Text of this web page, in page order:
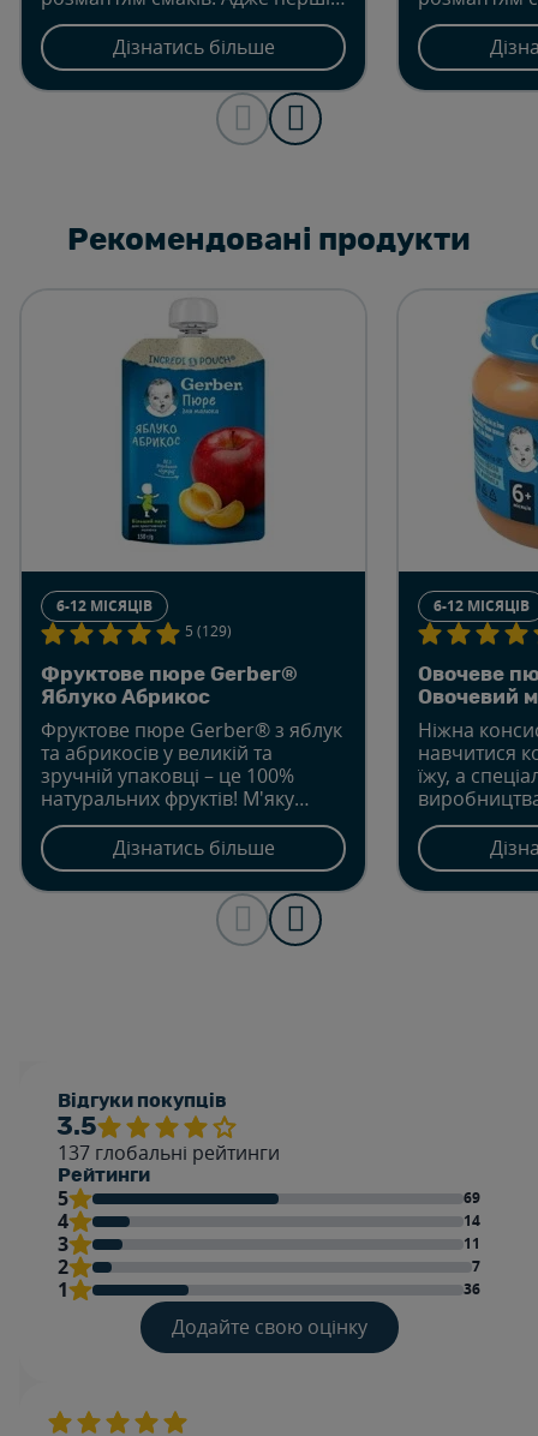
відчуття нового смаку
формують звичку до
правильного харчування із
раннього дитинства.
Дізнатись більше
відчуття
формують
раннього
Рекомендовані продукти
6-12 МІСЯЦІВ
5 (129)
Фруктове пюре Gerber®
Яблуко Абрикос
Фруктове пюре Gerber® з яблук
та абрикосів у великій та
зручній упаковці – це 100%
натуральних фруктів! М'яку
упаковку "пауч" легко брати на
прогулянку, в подорож чи в
гості. До того ж, вона сприяє
розвитку навичок самостійності
Дізнатись більше
6-12 МІСЯЦІВ
Овочеве
Овочевий
Ніжна
навчитися
їжу, а
дозволяє
баночці.
Відгуки покупців
3.5
137 глобальні рейтинги
Рейтинги
5 69
4 14
3 11
2 7
1 36
Додайте свою оцінку